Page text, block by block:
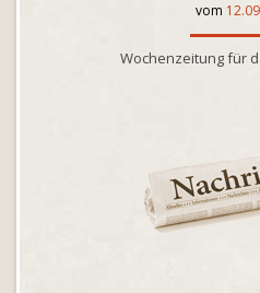
vom
Wochenzeitung für